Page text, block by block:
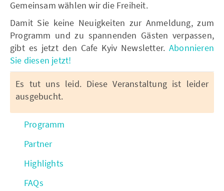
Gemeinsam wählen wir die Freiheit.
Damit Sie keine Neuigkeiten zur Anmeldung, zum
Programm und zu spannenden Gästen verpassen,
gibt es jetzt den Cafe Kyiv Newsletter. Abonnieren
Sie diesen jetzt!
Es tut uns leid. Diese Veranstaltung ist leider
ausgebucht.
Programm
Partner
Highlights
FAQs